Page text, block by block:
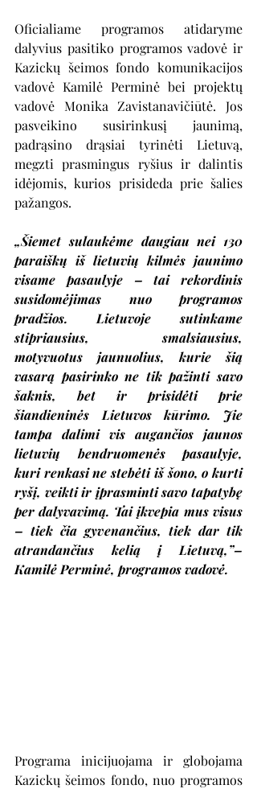
Oficialiame programos atidaryme
dalyvius pasitiko programos vadovė ir
Kazickų šeimos fondo komunikacijos
vadovė Kamilė Perminė bei projektų
vadovė Monika Zavistanavičiūtė. Jos
pasveikino susirinkusį jaunimą,
padrąsino drąsiai tyrinėti Lietuvą,
megzti prasmingus ryšius ir dalintis
idėjomis, kurios prisideda prie šalies
pažangos.
„Šiemet sulaukėme daugiau nei 130
paraiškų iš lietuvių kilmės jaunimo
visame pasaulyje – tai rekordinis
susidomėjimas nuo programos
pradžios. Lietuvoje sutinkame
stipriausius, smalsiausius,
motyvuotus jaunuolius, kurie šią
vasarą pasirinko ne tik pažinti savo
šaknis, bet ir prisidėti prie
šiandieninės Lietuvos kūrimo. Jie
tampa dalimi vis augančios jaunos
lietuvių bendruomenės pasaulyje,
kuri renkasi ne stebėti iš šono, o kurti
ryšį, veikti ir įprasminti savo tapatybę
per dalyvavimą. Tai įkvepia mus visus
– tiek čia gyvenančius, tiek dar tik
atrandančius kelią į Lietuvą,”–
Kamilė Perminė, programos vadovė.
Programa inicijuojama ir globojama
Kazickų šeimos fondo, nuo programos